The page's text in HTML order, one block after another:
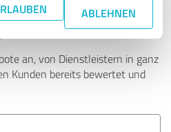
ABLEHNEN
Experten finden - mit
an, von Dienstleistern in ganz
Kunden bereits bewertet und